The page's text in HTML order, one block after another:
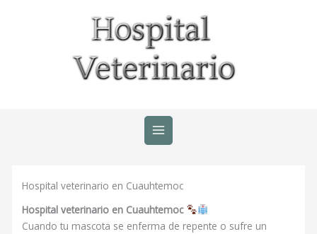
Hospital veterinario en Cuauhtemoc
Hospital veterinario en Cuauhtemoc
Cuando tu mascota se enferma de repente o sufre un